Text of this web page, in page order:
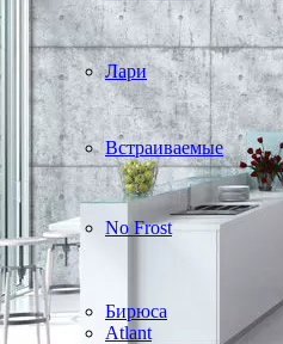
Лари
Встраиваемые
No Frost
Бирюса
Atlant